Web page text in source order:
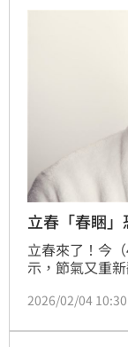
正）
立春「春睏
立春來了！今
示，節氣又重
議民眾立春到
2026/02/04 10:30